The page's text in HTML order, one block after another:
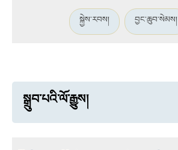
སྐྱེས་རབས། བྱང་ཆུབ་སེམས།
སྒྲུབ་པའི་ལོ་རྒྱུས།